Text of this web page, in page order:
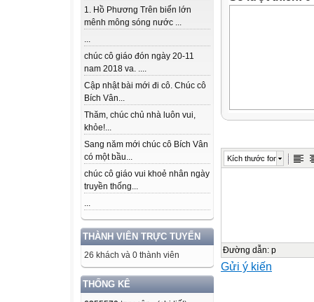
1. Hồ Phương Trên biển lớn
mênh mông sóng nước ...
...
chúc cô giáo đón ngày 20-11
nam 2018 va. ....
Cập nhật bài mới đi cô. Chúc cô
Bích Vân...
Thăm, chúc chủ nhà luôn vui,
khỏe!...
Sang năm mới chúc cô Bích Vân
có một bầu...
chúc cô giáo vui khoẻ nhân ngày
truyền thống...
...
THÀNH VIÊN TRỰC TUYẾN
26 khách và 0 thành viên
THỐNG KÊ
Kích thước font
Đường dẫn: p
Gửi ý kiến